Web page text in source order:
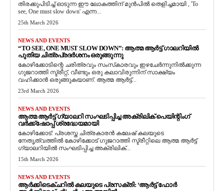
തിരക്കുപിടിച്ച് ഓടുന്ന ഈ ലോകത്തിന് മുൻപിൽ തെളിച്ചമായി , 'To
see, One must slow down' എന്ന...
25th March 2026
NEWS AND EVENTS
“TO SEE, ONE MUST SLOW DOWN”: ആത്മ ആർട്ട് ഗാലറിയിൽ
പുതിയ ചിത്രപ്രദർശനം ഒരുങ്ങുന്നു
കോഴിക്കോടിന്റെ ചരിത്രവും സംസ്‌കാരവും ഇഴചേർന്നുനിൽക്കുന്ന
ഗുജറാത്തി സ്ട്രീറ്റ്, വീണ്ടും ഒരു കലാവിരുന്നിന് സാക്ഷ്യം
വഹിക്കാൻ ഒരുങ്ങുകയാണ്. ആത്മ ആർട്ട്...
23rd March 2026
NEWS AND EVENTS
ആത്മ ആർട്ട് ഗ്യാലറി സംഘടിപ്പിച്ച അക്രിലിക് പെയിന്റിംഗ്
വർക്ക്‌ഷോപ്പ് ശ്രദ്ധേയമായി
കോഴിക്കോട്: പ്രശസ്ത ചിത്രകാരൻ കലേഷ് കലയുടെ
നേതൃത്വത്തിൽ കോഴിക്കോട് ഗുജറാത്തി സ്ട്രീറ്റിലെ ആത്മ ആർട്ട്
ഗ്യാലറിയിൽ സംഘടിപ്പിച്ച അക്രിലിക്...
15th March 2026
NEWS AND EVENTS
ആർക്കിടെക്ചറിൽ കലയുടെ പ്രസക്തി: ‘ആർട്ട് ഫോർ